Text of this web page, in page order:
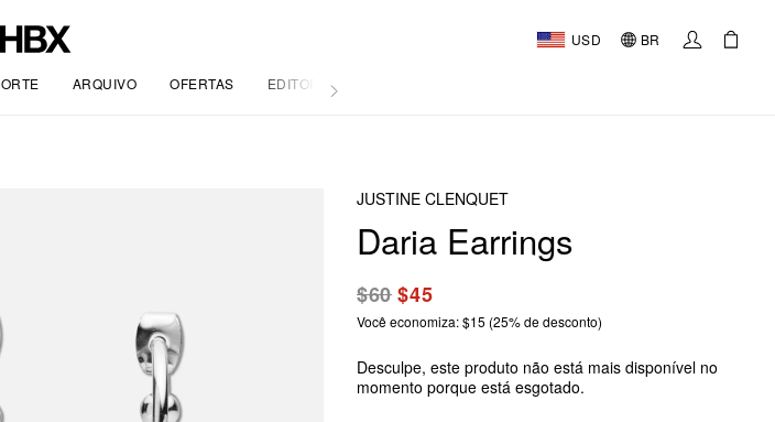
USD BR
ARQUIVO OFERTAS EDITORIAL
JUSTINE CLENQUET
Daria Earrings
$60$45
Você economiza: $15 (25% de desconto)
Desculpe, este produto não está mais disponível no
momento porque está esgotado.